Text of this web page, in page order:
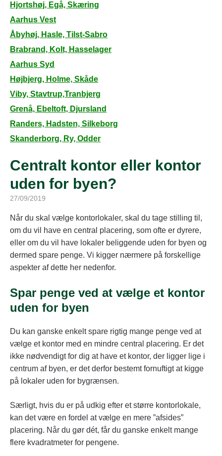
Hjortshøj, Egå, Skæring
Aarhus Vest
Åbyhøj, Hasle, Tilst-Sabro
Brabrand, Kolt, Hasselager
Aarhus Syd
Højbjerg, Holme, Skåde
Viby, Stavtrup,Tranbjerg
Grenå, Ebeltoft, Djursland
Randers, Hadsten, Silkeborg
Skanderborg, Ry, Odder
Centralt kontor eller kontor
uden for byen?
27/09/2019
Når du skal vælge kontorlokaler, skal du tage stilling til,
om du vil have en central placering, som ofte er dyrere,
eller om du vil have lokaler beliggende uden for byen og
dermed spare penge. Vi kigger nærmere på forskellige
aspekter af dette her nedenfor.
Spar penge ved at vælge et kontor
uden for byen
Du kan ganske enkelt spare rigtig mange penge ved at
vælge et kontor med en mindre central placering. Er det
ikke nødvendigt for dig at have et kontor, der ligger lige i
centrum af byen, er det derfor bestemt fornuftigt at kigge
på lokaler uden for bygrænsen.
Særligt, hvis du er på udkig efter et større kontorlokale,
kan det være en fordel at vælge en mere ”afsides”
placering. Når du gør dét, får du ganske enkelt mange
flere kvadratmeter for pengene.